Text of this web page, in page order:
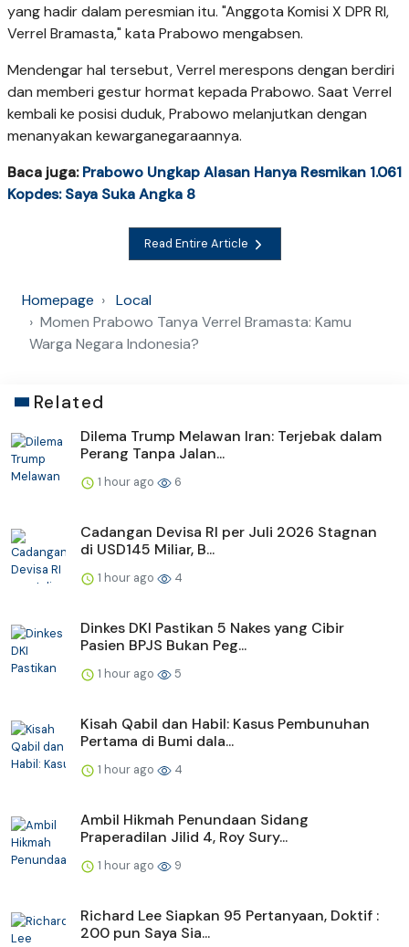
yang hadir dalam peresmian itu. "Anggota Komisi X DPR RI,
Verrel Bramasta," kata Prabowo mengabsen.
Mendengar hal tersebut, Verrel merespons dengan berdiri
dan memberi gestur hormat kepada Prabowo. Saat Verrel
kembali ke posisi duduk, Prabowo melanjutkan dengan
menanyakan kewarganegaraannya.
Baca juga:Prabowo Ungkap Alasan Hanya Resmikan 1.061
Kopdes: Saya Suka Angka 8
Read Entire Article
Homepage
Local
Momen Prabowo Tanya Verrel Bramasta: Kamu
Warga Negara Indonesia?
Related
Dilema Trump Melawan Iran: Terjebak dalam
Perang Tanpa Jalan...
1 hour ago 6
Cadangan Devisa RI per Juli 2026 Stagnan
di USD145 Miliar, B...
1 hour ago 4
Dinkes DKI Pastikan 5 Nakes yang Cibir
Pasien BPJS Bukan Peg...
1 hour ago 5
Kisah Qabil dan Habil: Kasus Pembunuhan
Pertama di Bumi dala...
1 hour ago 4
Ambil Hikmah Penundaan Sidang
Praperadilan Jilid 4, Roy Sury...
1 hour ago 9
Richard Lee Siapkan 95 Pertanyaan, Doktif :
200 pun Saya Sia...